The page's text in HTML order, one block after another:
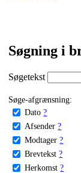
Søgning i
Søgetekst
Søge-afgrænsning:
Dato ?
Afsender ?
Modtager ?
Brevtekst ?
Herkomst ?